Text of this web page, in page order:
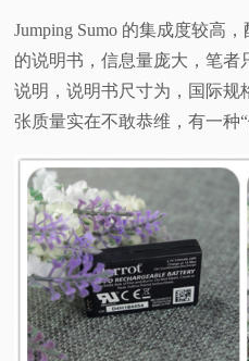
Jumping Sumo 的集成度较高
的说明书，信息量庞大，笔
说明，说明书尺寸为，国际规
张质量实在不敢恭维，有一种